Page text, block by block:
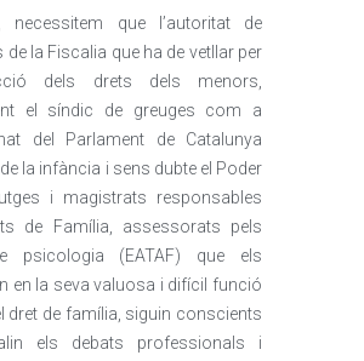
necessitem que l’autoritat de
de la Fiscalia que ha de vetllar per
dels drets dels menors,
el síndic de greuges com a
del Parlament de Catalunya
la infància i sens dubte el Poder
i magistrats responsables
de Família, assessorats pels
psicologia (EATAF) que els
en la seva valuosa i difícil funció
dret de família, siguin conscients
els debats professionals i